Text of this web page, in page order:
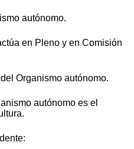
autónomo.
en Pleno y en Comisión
Organismo autónomo.
autónomo es el